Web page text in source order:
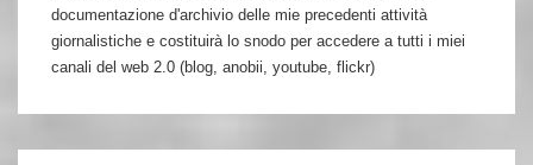
documentazione d'archivio delle mie precedenti attività
giornalistiche e costituirà lo snodo per accedere a tutti i miei
canali del web 2.0 (blog, anobii, youtube, flickr)